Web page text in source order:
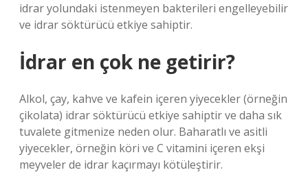
idrar yolundaki istenmeyen bakterileri engelleyebilir
ve idrar söktürücü etkiye sahiptir.
İdrar en çok ne getirir?
Alkol, çay, kahve ve kafein içeren yiyecekler (örneğin
çikolata) idrar söktürücü etkiye sahiptir ve daha sık
tuvalete gitmenize neden olur. Baharatlı ve asitli
yiyecekler, örneğin köri ve C vitamini içeren ekşi
meyveler de idrar kaçırmayı kötüleştirir.